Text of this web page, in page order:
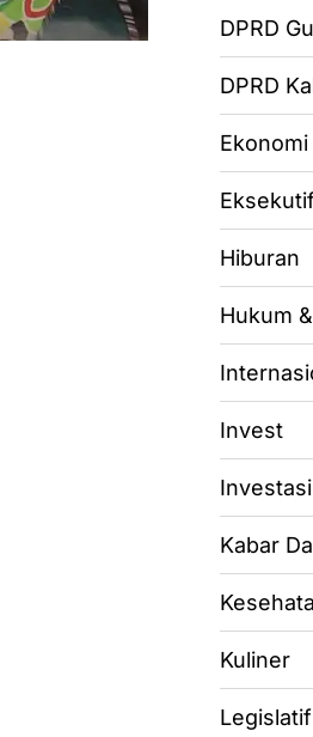
DPRD
DPRD
Ekonomi
Hiburan
Hukum
Invest
Investasi
Kabar
Kuliner
Legislatif